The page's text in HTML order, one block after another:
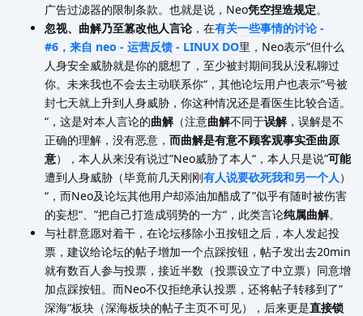
广告过滤器的限制条款。也就是说，Neo凭空捏造规定。
忽视、曲解乃至篡改他人言论 ，在有关一些事情的讨论 -
#6，来自 neo - 运营反馈 - LINUX DO里，Neo表示”但什么
人身安全威胁就是你的臆想了，至少被封期间我从没私聊过
你。未来我也不会去主动联系你“，其他论坛用户也表示”号被
封七天就上升到人身威胁，你这种情况还是看医生比较合适。
“，这是对本人言论的曲解（注意曲解不同于误解，误解是不
正确的理解，没有恶意， 而曲解是有意不顾客观事实歪曲原
意），本人从来没有说过”Neo威胁了本人“，本人只是说”可能
遭到人身威胁（毕竟前几天刚刚有人说要砍死我和另一个人 ）
“，而Neo及论坛其他用户却添油加醋成了”似乎有随时被伤害
的妄想“、”把自己打造成弱势的一方“，此类言论纯属曲解。
与社群意愿对着干，在论坛移除小丑按钮之后，本人发起投
票，建议给论坛的帖子增加一个点踩按钮，帖子发出去20min
就有数百人参与投票，接近半数（投票设立了中立票）同意增
加点踩按钮。而Neo不仅拒绝承认投票，还将帖子转移到了”
深海“板块（深海板块的帖子主页不可见），后来更是直接锁